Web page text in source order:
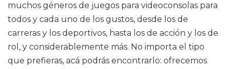
muchos géneros de juegos para videoconsolas para
todos y cada uno de los gustos, desde los de
carreras y los deportivos, hasta los de acción y los de
rol, y considerablemente más. No importa el tipo
que prefieras, acá podrás encontrarlo: ofrecemos